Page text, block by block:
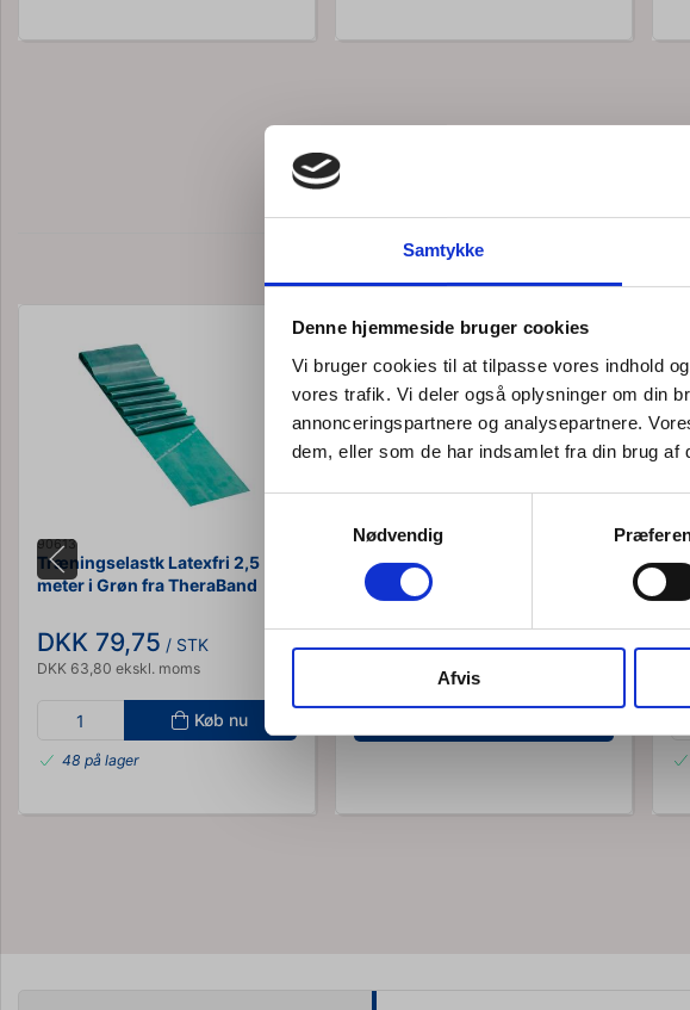
Samtykke
Denne hjemmeside bruger cookies
Vi bruger cookies til at tilpasse vores indhold
vores trafik. Vi deler også oplysninger om din
annonceringspartnere og analysepartnere.
dem, eller som de har indsamlet fra din brug af
Nødvendig
Afvis
90613
Træningselastk Latexfri 2,5
meter i Grøn fra TheraBand
DKK 79,75 / STK
DKK 63,80 ekskl. moms
Køb nu
48 på lager
Theraband-latexfri-2-5-m
Træningselastik Latexfri 2,5
meter fra TheraBand
DKK 64,75
DKK 51,80 ekskl. moms